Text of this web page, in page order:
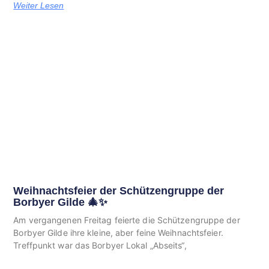
Weiter Lesen
Weihnachtsfeier der Schützengruppe der
Borbyer Gilde 🎄✨
Am vergangenen Freitag feierte die Schützengruppe der
Borbyer Gilde ihre kleine, aber feine Weihnachtsfeier.
Treffpunkt war das Borbyer Lokal „Abseits“,